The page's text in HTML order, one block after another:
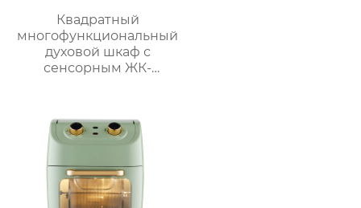
Квадратный
многофункциональный
духовой шкаф с
сенсорным ЖК-